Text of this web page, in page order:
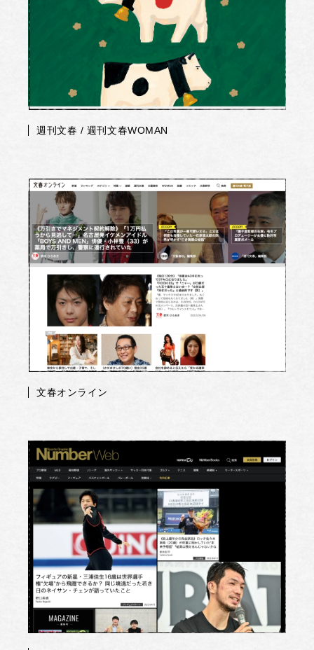
週刊文春 / 週刊文春WOMAN
文春オンライン